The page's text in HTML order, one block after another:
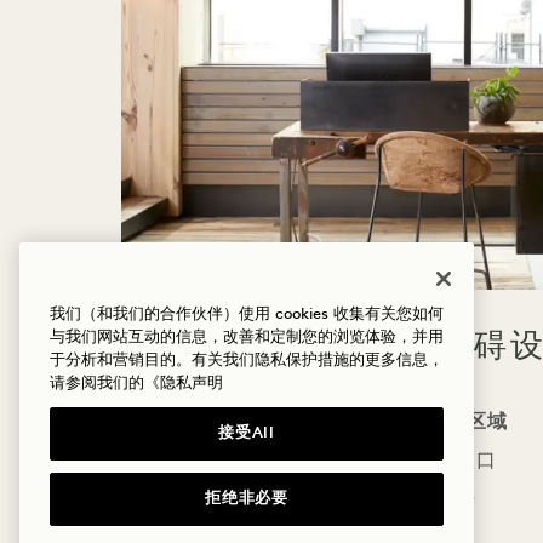
酒店无障碍
无障碍区域
酒店入口
客房
我们（和我们的合作伙伴）使用 cookies 收集有关您如何
与我们网站互动的信息，改善和定制您的浏览体验，并用
于分析和营销目的。有关我们隐私保护措施的更多信息，
请参阅我们的
《隐私声明
接受All
拒绝非必要